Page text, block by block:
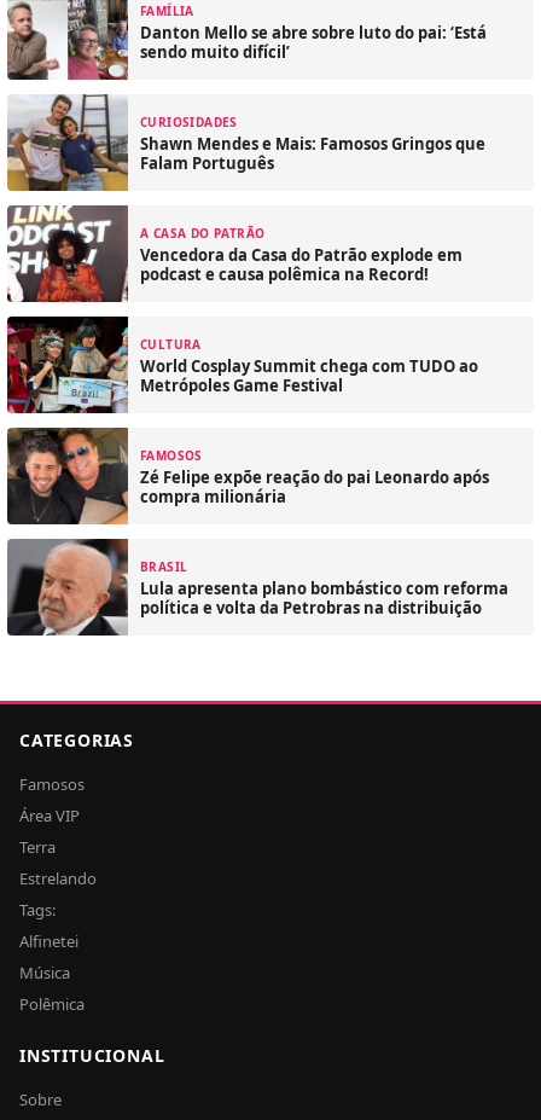
FAMÍLIA
Danton Mello se abre sobre luto do pai: ‘Está
sendo muito difícil’
CURIOSIDADES
Shawn Mendes e Mais: Famosos Gringos que
Falam Português
A CASA DO PATRÃO
Vencedora da Casa do Patrão explode em
podcast e causa polêmica na Record!
CULTURA
World Cosplay Summit chega com TUDO ao
Metrópoles Game Festival
FAMOSOS
Zé Felipe expõe reação do pai Leonardo após
compra milionária
BRASIL
Lula apresenta plano bombástico com reforma
política e volta da Petrobras na distribuição
CATEGORIAS
Famosos
Área VIP
Terra
Estrelando
Tags:
Alfinetei
Música
Polêmica
INSTITUCIONAL
Sobre